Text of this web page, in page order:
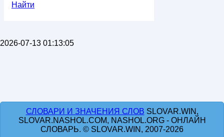
Найти
2026-07-13 01:13:05
СЛОВАРИ И ЗНАЧЕНИЯ СЛОВ SLOVAR.WIN,
SLOVAR.NASHOL.COM, NASHOL.ORG - ОНЛАЙН
СЛОВАРЬ. © SLOVAR.WIN, 2007-2026